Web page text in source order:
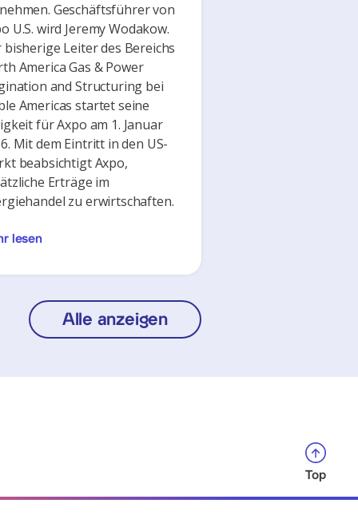
Geschäftsführer von
U.S. wird Jeremy Wodakow.
bisherige Leiter des Bereichs
America Gas & Power
and Structuring bei
Americas startet seine
für Axpo am 1. Januar
Mit dem Eintritt in den US-
beabsichtigt Axpo,
Erträge im
zu erwirtschaften.
lesen
Alle anzeigen
Top